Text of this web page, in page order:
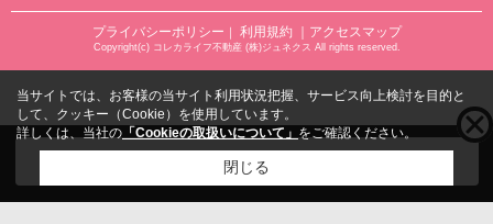
プライバシーポリシー 利用規約 ｜アクセスマップ
Copyright(c) コレカライフ不動産 (株)ジュネクス All rights reserved.
こちらの物件をご覧の方にお勧めな物件
当サイトでは、お客様の当サイト利用状況把握、サービス向上検討を目的と
して、クッキー（Cookie）を使用しています。
詳しくは、当社の 「Cookieの取扱いについて」 をご確認ください。
閉じる